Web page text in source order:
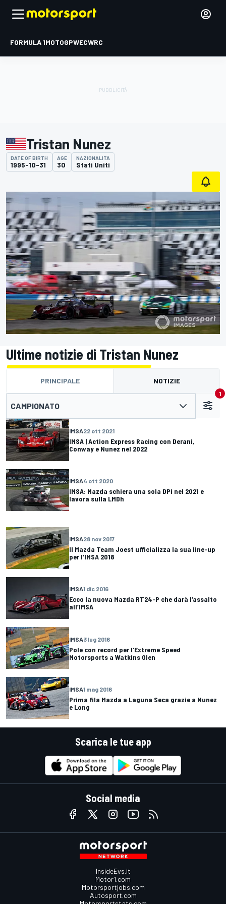
FORMULA 1MOTOGPWECWRC
Tristan Nunez
DATE OF BIRTH
1995-10-31
AGE
30
NAZIONALITÀ
Stati Uniti
Ultime notizie di Tristan Nunez
PRINCIPALE NOTIZIE
CAMPIONATO
1
IMSA22 ott 2021
IMSA | Action Express Racing con Derani,
Conway e Nunez nel 2022
IMSA4 ott 2020
IMSA: Mazda schiera una sola DPi nel 2021 e
lavora sulla LMDh
IMSA28 nov 2017
Il Mazda Team Joest ufficializza la sua line-up
per l'IMSA 2018
IMSA1 dic 2016
Ecco la nuova Mazda RT24-P che darà l’assalto
all’IMSA
IMSA3 lug 2016
Pole con record per l'Extreme Speed
Motorsports a Watkins Glen
IMSA1 mag 2016
Prima fila Mazda a Laguna Seca grazie a Nunez
e Long
Scarica le tue app
Social media
InsideEvs.it
Motor1.com
Motorsportjobs.com
Autosport.com